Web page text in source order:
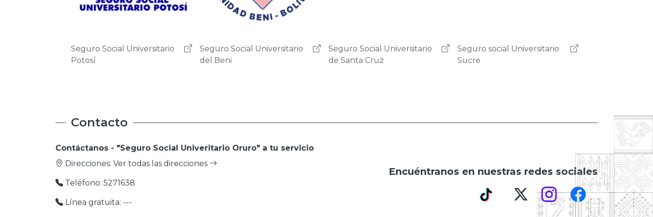
factura es firmada
en la base de datos del
Servicio de Impuestos
Seguro Social Universitario
del Beni
Seguro Social Universitario
de Santa Cruz
Seguro social Universitario
Sucre
Seguro Social Universitario
Cochabamba
Contacto
Contáctanos - "Seguro Social Univeritario Oruro" a tu servicio
Direcciones: Ver todas las direcciones
Teléfono: 5271638
Línea gratuita: ---
Encuéntranos en nuestras redes sociales